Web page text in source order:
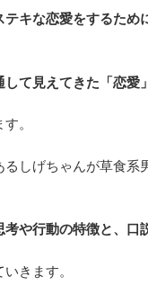
テキな恋愛をするため
して見えてきた「恋愛
。
るしげちゃんが草食系
考や行動の特徴と、口
きます。